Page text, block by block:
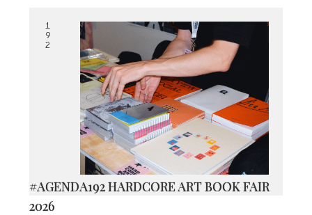
1
9
2
#AGENDA192 HARDCORE ART BOOK FAIR
2026